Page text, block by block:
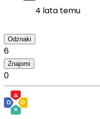
4 lata temu
Odznaki
6
Znajomi
0